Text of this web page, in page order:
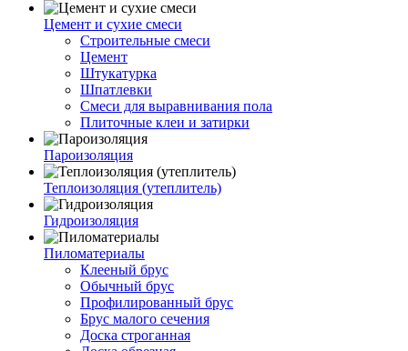
Цемент и сухие смеси
Строительные смеси
Цемент
Штукатурка
Шпатлевки
Смеси для выравнивания пола
Плиточные клеи и затирки
Пароизоляция
Теплоизоляция (утеплитель)
Гидроизоляция
Пиломатериалы
Клееный брус
Обычный брус
Профилированный брус
Брус малого сечения
Доска строганная